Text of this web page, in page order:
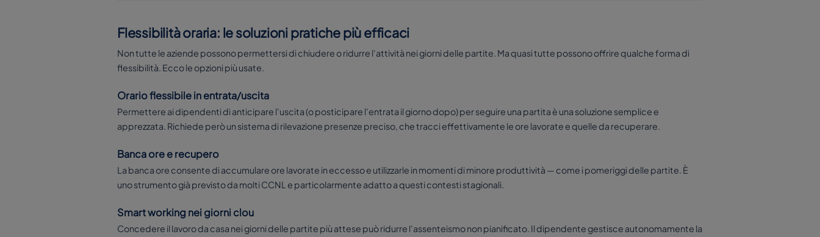
Flessibilità oraria: le soluzioni pratiche più efficaci
Non tutte le aziende possono permettersi di chiudere o ridurre l'attività nei giorni delle partite. Ma quasi tutte possono offrire qualche forma di
flessibilità. Ecco le opzioni più usate.
Orario flessibile in entrata/uscita
Permettere ai dipendenti di anticipare l'uscita (o posticipare l'entrata il giorno dopo) per seguire una partita è una soluzione semplice e
apprezzata. Richiede però un sistema di rilevazione presenze preciso, che tracci effettivamente le ore lavorate e quelle da recuperare.
Banca ore e recupero
La banca ore consente di accumulare ore lavorate in eccesso e utilizzarle in momenti di minore produttività — come i pomeriggi delle partite. È
uno strumento già previsto da molti CCNL e particolarmente adatto a questi contesti stagionali.
Smart working nei giorni clou
Concedere il lavoro da casa nei giorni delle partite più attese può ridurre l'assenteismo non pianificato. Il dipendente gestisce autonomamente la